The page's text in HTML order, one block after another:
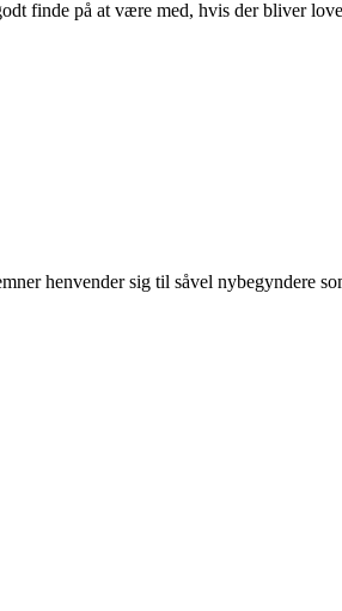
finde på at være med, hvis der bliver
henvender sig til såvel nybegyndere